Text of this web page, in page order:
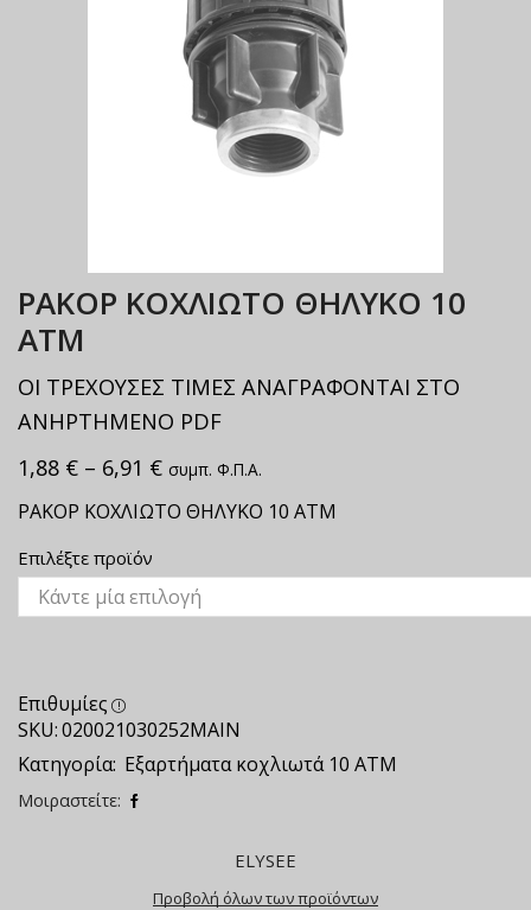
ΡΑΚΟΡ ΚΟΧΛΙΩΤΟ ΘΗΛΥΚΟ 10
ΑΤΜ
ΟΙ ΤΡΕΧΟΥΣΕΣ ΤΙΜΕΣ ΑΝΑΓΡΑΦΟΝΤΑΙ ΣΤΟ
ΑΝΗΡΤΗΜΕΝΟ PDF
1,88 € – 6,91 € συμπ. Φ.Π.Α.
ΡΑΚΟΡ ΚΟΧΛΙΩΤΟ ΘΗΛΥΚΟ 10 ΑΤΜ
Επιλέξτε προϊόν
Επιθυμίες
SKU:020021030252ΜΑΙΝ
Κατηγορία: Εξαρτήματα κοχλιωτά 10 ΑΤΜ
Μοιραστείτε:
ELYSEE
Προβολή όλων των προϊόντων